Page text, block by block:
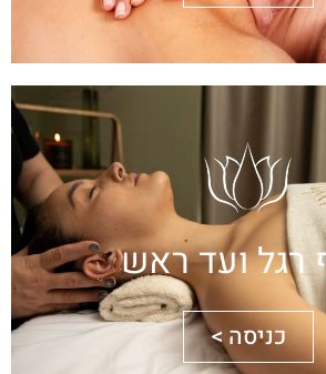
רגל ועד ראש
כניסה >